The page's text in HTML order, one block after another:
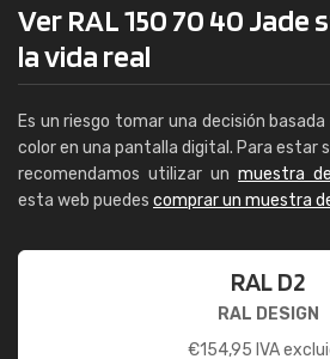
Ver RAL 150 70 40 Jade
la vida real
Es un riesgo tomar una decisión
color en una pantalla digital. Para estar
recomendamos utilizar un muestra
esta web puedes comprar un muestra
RAL D2
RAL DESIGN
€154,95 IVA